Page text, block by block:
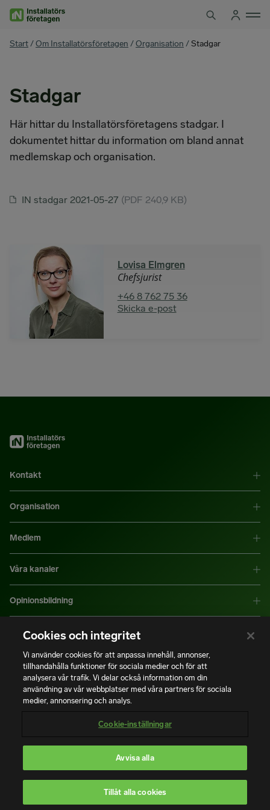
You
Start/Om Installatörsföretagen /Organisation /Stadgar
Stadgar
Här hittar du Installatörsföretagens stadgar. I
dokumentet hittar du information om bland annat
medlemskap och organisation.
IN stadgar 2021-05-27 (PDF 240,9 KB)
Lovisa Elmgren
Chefsjurist
+46 8 762 75 36
Skicka e-post
Kontakt
Organisation
Medlem
Våra kanaler
Opinionsbildning
Mer information
Copyright © Installatörsföretagen. Alla rättigheter förbehålls.
Integritetspolicy | Användning av cookies | Bli medlem
En del av
Cookies och integritet
Vi använder cookies för att anpassa innehåll, annonser,
tillhandahålla funktioner för sociala medier och för att
analysera vår trafik. Vi delar också information om din
användning av vår webbplatser med våra partners för sociala
medier, annonsering och analys.
Cookie-inställningar
Avvisa alla
Tillåt alla cookies